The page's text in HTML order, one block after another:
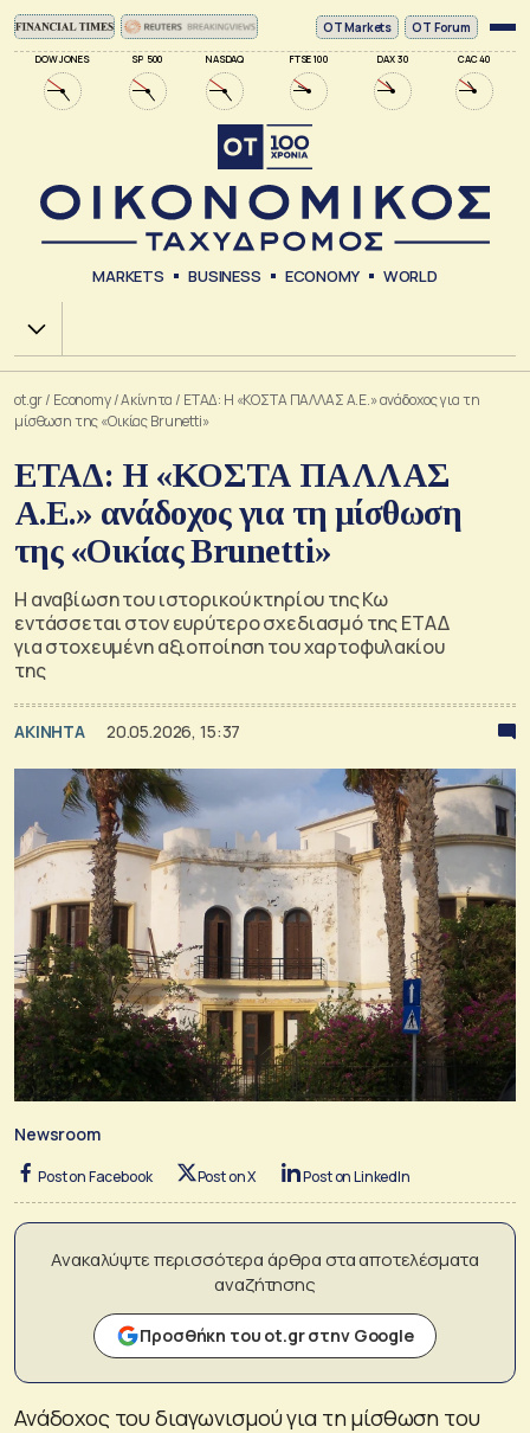
DOW JONES SP 500 NASDAQ FTSE 100 DAX 30 CAC 40
ΟΤ Markets OT Forum
MARKETS BUSINESS ECONOMY WORLD
Χ.Α.
ot.gr/ Economy/Ακίνητα / ΕΤΑΔ: Η «ΚΟΣΤΑ ΠΑΛΛΑΣ Α.Ε.» ανάδοχος για τη
μίσθωση της «Οικίας Brunetti»
ΕΤΑΔ: Η «ΚΟΣΤΑ ΠΑΛΛΑΣ
Α.Ε.» ανάδοχος για τη μίσθωση
της «Οικίας Brunetti»
Η αναβίωση του ιστορικού κτηρίου της Κω
εντάσσεται στον ευρύτερο σχεδιασμό της ΕΤΑΔ
για στοχευμένη αξιοποίηση του χαρτοφυλακίου
της
ΑΚΙΝΗΤΑ 20.05.2026, 15:37
Newsroom
Post on Facebook Post on X Post on LinkedIn
Ανακαλύψτε περισσότερα άρθρα στα αποτελέσματα
αναζήτησης
Προσθήκη του ot.gr στην Google
Ανάδοχος του διαγωνισμού για τη μίσθωση του